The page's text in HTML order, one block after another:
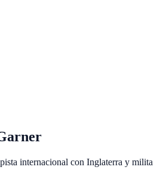
internacional con Inglaterra y milita